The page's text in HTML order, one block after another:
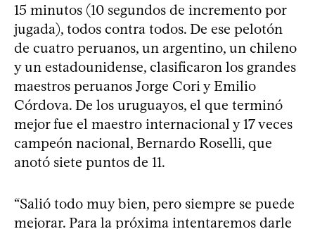
15 minutos (10 segundos de incremento por
jugada), todos contra todos. De ese pelotón
de cuatro peruanos, un argentino, un chileno
y un estadounidense, clasificaron los grandes
maestros peruanos Jorge Cori y Emilio
Córdova. De los uruguayos, el que terminó
mejor fue el maestro internacional y 17 veces
campeón nacional, Bernardo Roselli, que
anotó siete puntos de 11.
“Salió todo muy bien, pero siempre se puede
mejorar. Para la próxima intentaremos darle